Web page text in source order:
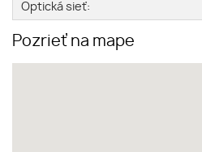
Optická sieť:
Pozrieť na mape